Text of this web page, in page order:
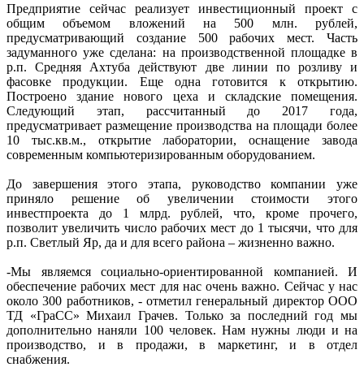
Предприятие сейчас реализует инвестиционный проект с
общим объемом вложений на 500 млн. рублей,
предусматривающий создание 500 рабочих мест. Часть
задуманного уже сделана: на производственной площадке в
р.п. Средняя Ахтуба действуют две линии по розливу и
фасовке продукции. Еще одна готовится к открытию.
Построено здание нового цеха и складские помещения.
Следующий этап, рассчитанный до 2017 года,
предусматривает размещение производства на площади более
10 тыс.кв.м., открытие лаборатории, оснащение завода
современным компьютеризированным оборудованием.
До завершения этого этапа, руководство компании уже
приняло решение об увеличении стоимости этого
инвестпроекта до 1 млрд. рублей, что, кроме прочего,
позволит увеличить число рабочих мест до 1 тысячи, что для
р.п. Светлый Яр, да и для всего района – жизненно важно.
-Мы являемся социально-ориентированной компанией. И
обеспечение рабочих мест для нас очень важно. Сейчас у нас
около 300 работников, - отметил генеральный директор ООО
ТД «ГраСС» Михаил Грачев. Только за последний год мы
дополнительно наняли 100 человек. Нам нужны люди и на
производство, и в продажи, в маркетинг, и в отдел
снабжения.